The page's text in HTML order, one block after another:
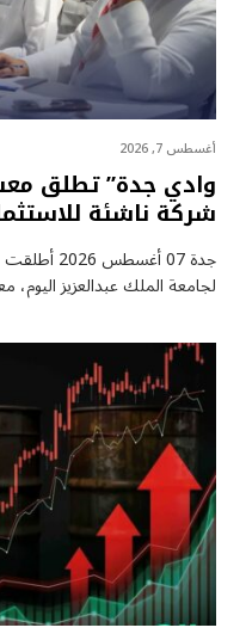
أغسطس 7, 2026
شركة ناشئة
جدة 07
لجامعة الملك عبدالعزيز اليوم،